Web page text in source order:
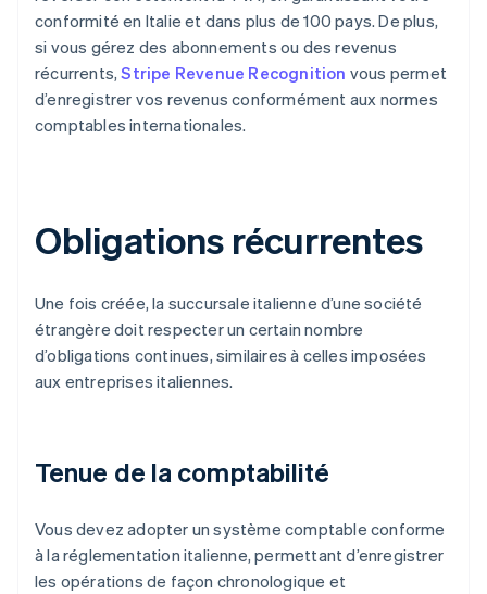
conformité en Italie et dans plus de 100 pays. De plus,
si vous gérez des abonnements ou des revenus
récurrents,Stripe Revenue Recognition vous permet
d’enregistrer vos revenus conformément aux normes
comptables internationales.
Obligations récurrentes
Une fois créée, la succursale italienne d’une société
étrangère doit respecter un certain nombre
d’obligations continues, similaires à celles imposées
aux entreprises italiennes.
Tenue de la comptabilité
Vous devez adopter un système comptable conforme
à la réglementation italienne, permettant d’enregistrer
les opérations de façon chronologique et